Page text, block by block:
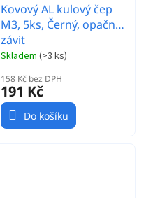
Kovový AL kulový čep
M3, 5ks, Černý, opačný
závit
Skladem (>3 ks)
158 Kč bez DPH
191 Kč
Do košíku